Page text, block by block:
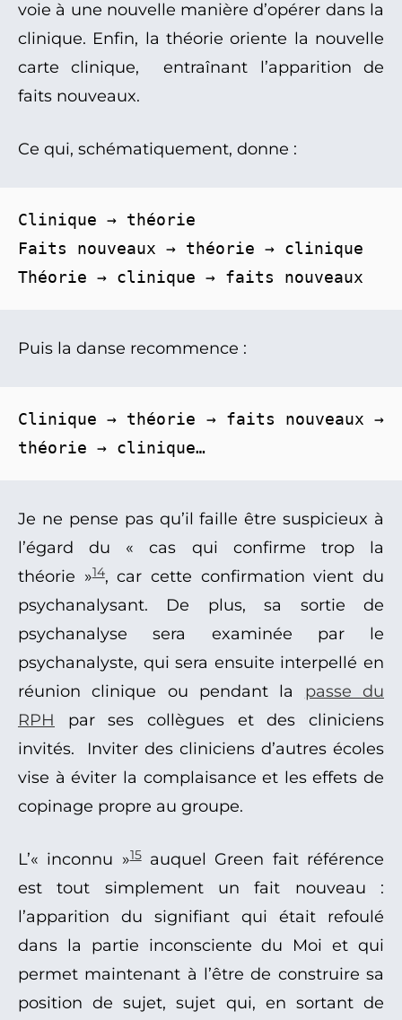
voie à une nouvelle manière d’opérer dans la
clinique. Enfin, la théorie oriente la nouvelle
carte clinique, entraînant l’apparition de
faits nouveaux.
Ce qui, schématiquement, donne :
Clinique → théorie
Faits nouveaux → théorie → clinique
Théorie → clinique → faits nouveaux
Puis la danse recommence :
Clinique → théorie → faits nouveaux →
théorie → clinique…
Je ne pense pas qu’il faille être suspicieux à
l’égard du « cas qui confirme trop la
théorie »14, car cette confirmation vient du
psychanalysant. De plus, sa sortie de
psychanalyse sera examinée par le
psychanalyste, qui sera ensuite interpellé en
réunion clinique ou pendant la passe du
RPH par ses collègues et des cliniciens
invités. Inviter des cliniciens d’autres écoles
vise à éviter la complaisance et les effets de
copinage propre au groupe.
L’« inconnu »15auquel Green fait référence
est tout simplement un fait nouveau :
l’apparition du signifiant qui était refoulé
dans la partie inconsciente du Moi et qui
permet maintenant à l’être de construire sa
position de sujet, sujet qui, en sortant de